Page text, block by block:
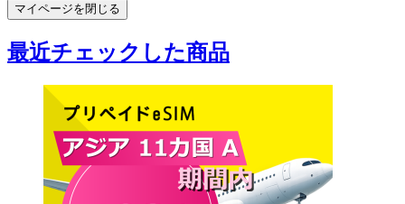
マイページを閉じる
最近チェックした商品